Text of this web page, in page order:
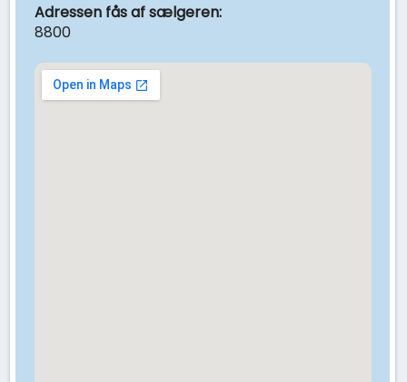
Adressen fås af sælgeren:
8800